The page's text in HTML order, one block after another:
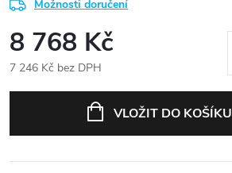
Možnosti doručení
8 768 Kč
7 246 Kč bez DPH
VLOŽIT DO KOŠÍKU